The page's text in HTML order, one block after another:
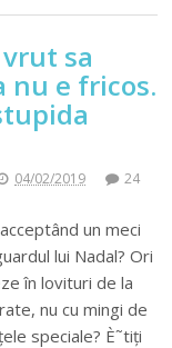
sa
nu e fricos.
04/02/2019
24
un meci
lui Nadal? Ori
în lovituri de la
nu cu mingi de
speciale? È˜tiți